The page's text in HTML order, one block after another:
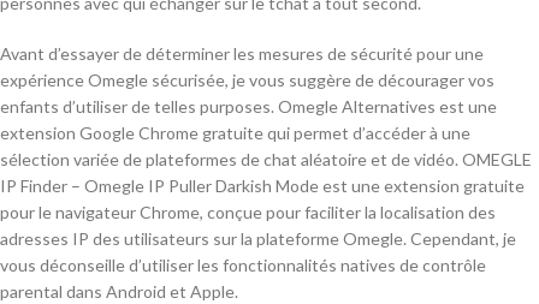
Avant d’essayer de déterminer les mesures de sécurité pour une
expérience Omegle sécurisée, je vous suggère de décourager vos
enfants d’utiliser de telles purposes. Omegle Alternatives est une
extension Google Chrome gratuite qui permet d’accéder à une
sélection variée de plateformes de chat aléatoire et de vidéo. OMEGLE
IP Finder – Omegle IP Puller Darkish Mode est une extension gratuite
pour le navigateur Chrome, conçue pour faciliter la localisation des
adresses IP des utilisateurs sur la plateforme Omegle. Cependant, je
vous déconseille d’utiliser les fonctionnalités natives de contrôle
parental dans Android et Apple.